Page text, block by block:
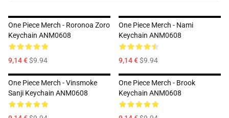
One Piece Merch - Roronoa Zoro
Keychain ANM0608
9,14 €$9.94
One Piece Merch - Nami
Keychain ANM0608
9,14 €$9.94
One Piece Merch - Vinsmoke
Sanji Keychain ANM0608
One Piece Merch - Brook
Keychain ANM0608